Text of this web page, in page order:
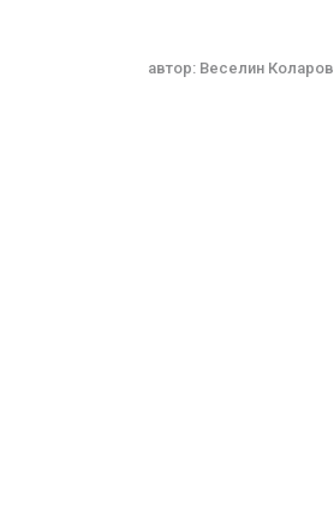
автор: Веселин Коларов